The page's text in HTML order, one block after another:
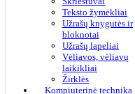
Teksto žymėkliai
Užrašų knygutės ir
bloknotai
Užrašų lapeliai
Vėliavos, vėliavų
laikikliai
Žirklės
Kompiuterinė technika